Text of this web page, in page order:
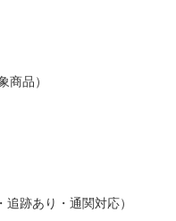
商品）
追跡あり・通関対応）